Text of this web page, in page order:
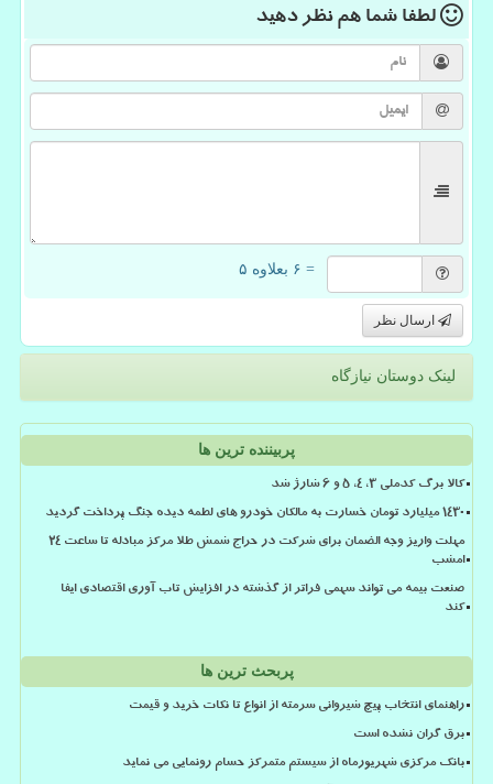
لطفا شما همنظر دهید
= ۶ بعلاوه ۵
ارسال نظر
لینک دوستان نیازگاه
پربیننده ترین ها
کالا برگ کدملی 3، 4، 5 و 6 شارژ شد
۱۴۳۰ میلیارد تومان خسارت به مالکان خودرو های لطمه دیده جنگ پرداخت گردید
مهلت واریز وجه الضمان برای شرکت در حراج شمش طلا مرکز مبادله تا ساعت ۲۴
امشب
صنعت بیمه می تواند سهمی فراتر از گذشته در افزایش تاب آوری اقتصادی ایفا
کند
پربحث ترین ها
راهنمای انتخاب پیچ شیروانی سرمته از انواع تا نکات خرید و قیمت
برق گران نشده است
بانک مرکزی شهریورماه از سیستم متمرکز حسام رونمایی می نماید